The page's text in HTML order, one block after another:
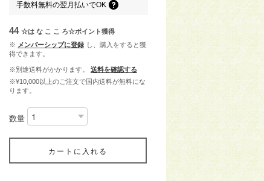
手数料無料の翌月払いでOK
44 ☆は な こ こ ろ☆ポイント獲得
※ メンバーシップに登録 し、購入をすると獲
得できます。
※別途送料がかかります。
送料を確認する
※¥10,000以上のご注文で国内送料が無料にな
ります。
数量
カートに入れる